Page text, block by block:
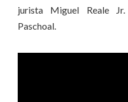
jurista Miguel Reale
Paschoal.